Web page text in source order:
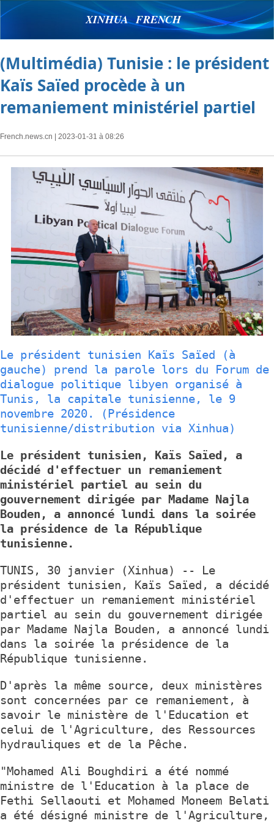
XINHUA FRENCH
(Multimédia) Tunisie : le président
Kaïs Saïed procède à un
remaniement ministériel partiel
French.news.cn | 2023-01-31 à 08:26
Le président tunisien Kaïs Saïed (à
gauche) prend la parole lors du Forum de
dialogue politique libyen organisé à
Tunis, la capitale tunisienne, le 9
novembre 2020. (Présidence
tunisienne/distribution via Xinhua)
Le président tunisien, Kaïs Saïed, a
décidé d'effectuer un remaniement
ministériel partiel au sein du
gouvernement dirigée par Madame Najla
Bouden, a annoncé lundi dans la soirée
la présidence de la République
tunisienne.
TUNIS, 30 janvier (Xinhua) -- Le
président tunisien, Kaïs Saïed, a décidé
d'effectuer un remaniement ministériel
partiel au sein du gouvernement dirigée
par Madame Najla Bouden, a annoncé lundi
dans la soirée la présidence de la
République tunisienne.
D'après la même source, deux ministères
sont concernées par ce remaniement, à
savoir le ministère de l'Education et
celui de l'Agriculture, des Ressources
hydrauliques et de la Pêche.
"Mohamed Ali Boughdiri a été nommé
ministre de l'Education à la place de
Fethi Sellaouti et Mohamed Moneem Belati
a été désigné ministre de l'Agriculture,